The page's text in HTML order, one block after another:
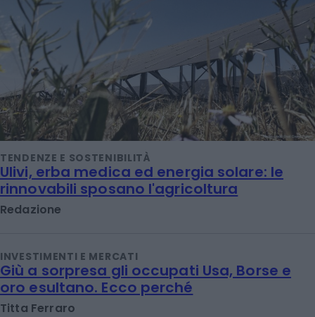
TENDENZE E SOSTENIBILITÀ
Ulivi, erba medica ed energia solare: le
rinnovabili sposano l'agricoltura
Redazione
INVESTIMENTI E MERCATI
Giù a sorpresa gli occupati Usa, Borse e
oro esultano. Ecco perché
Titta Ferraro